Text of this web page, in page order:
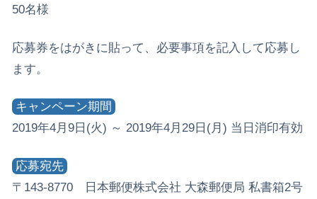
50名様
応募券をはがきに貼って、必要事項を記入して応募し
ます。
キャンペーン期間
2019年4月9日(火) ～ 2019年4月29日(月) 当日消印有効
応募宛先
〒143-8770 日本郵便株式会社 大森郵便局 私書箱2号